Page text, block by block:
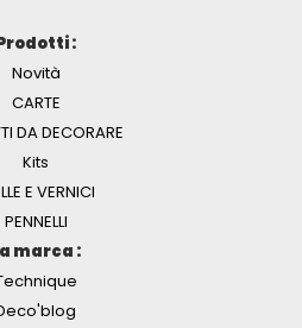
:
Novità
CARTE
DA DECORARE
Kits
E VERNICI
PENNELLI
marca :